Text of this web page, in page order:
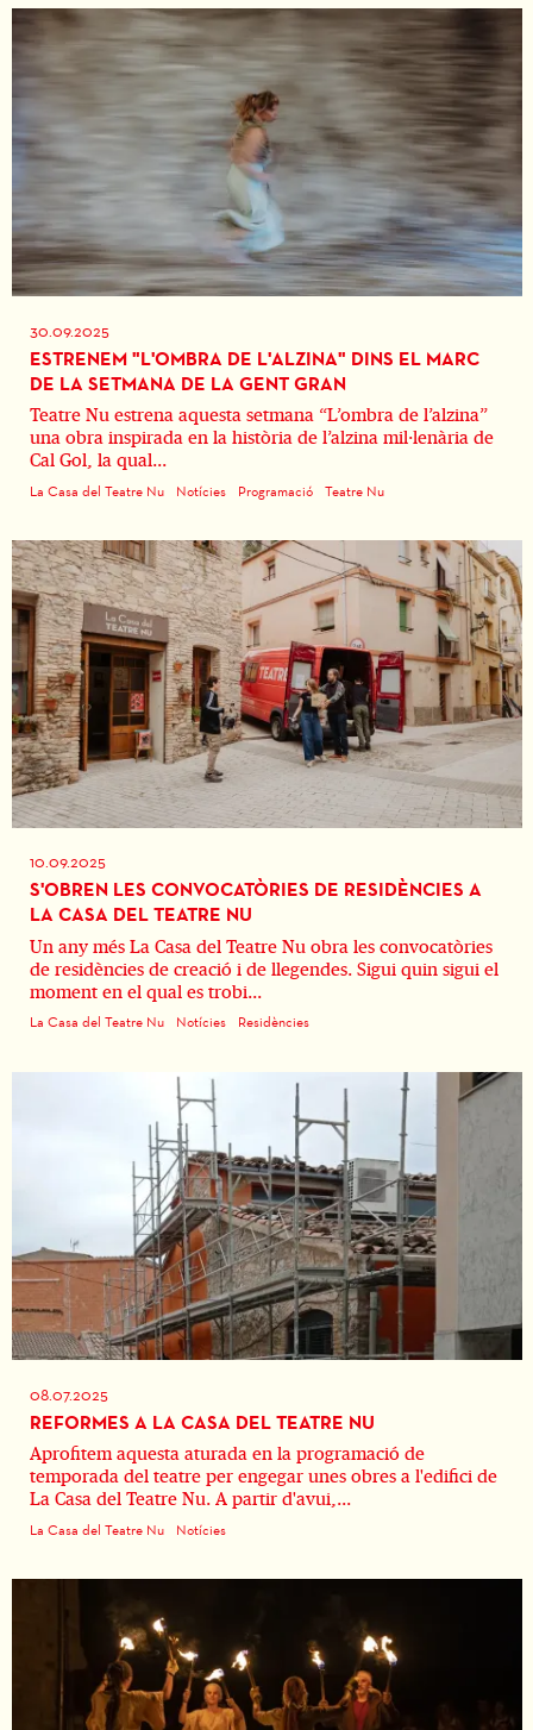
30.09.2025
ESTRENEM "L'OMBRA DE L'ALZINA" DINS EL MARC
DE LA SETMANA DE LA GENT GRAN
Teatre Nu estrena aquesta setmana “L’ombra de l’alzina”
una obra inspirada en la història de l’alzina mil·lenària de
Cal Gol, la qual...
La Casa del Teatre Nu Notícies Programació Teatre Nu
10.09.2025
S'OBREN LES CONVOCATÒRIES DE RESIDÈNCIES A
LA CASA DEL TEATRE NU
Un any més La Casa del Teatre Nu obra les convocatòries
de residències de creació i de llegendes. Sigui quin sigui el
moment en el qual es trobi...
La Casa del Teatre Nu Notícies Residències
08.07.2025
REFORMES A LA CASA DEL TEATRE NU
Aprofitem aquesta aturada en la programació de
temporada del teatre per engegar unes obres a l'edifici de
La Casa del Teatre Nu. A partir d'avui,...
La Casa del Teatre Nu Notícies